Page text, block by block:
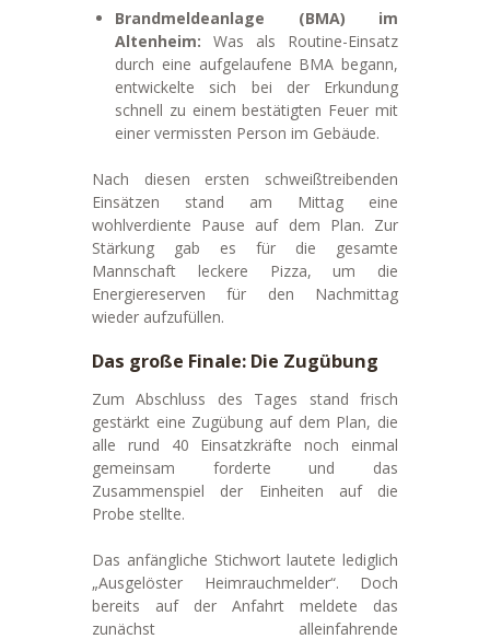
Brandmeldeanlage (BMA) im
Altenheim: Was als Routine-Einsatz
durch eine aufgelaufene BMA begann,
entwickelte sich bei der Erkundung
schnell zu einem bestätigten Feuer mit
einer vermissten Person im Gebäude.
Nach diesen ersten schweißtreibenden
Einsätzen stand am Mittag eine
wohlverdiente Pause auf dem Plan. Zur
Stärkung gab es für die gesamte
Mannschaft leckere Pizza, um die
Energiereserven für den Nachmittag
wieder aufzufüllen.
Das große Finale: Die Zugübung
Zum Abschluss des Tages stand frisch
gestärkt eine Zugübung auf dem Plan, die
alle rund 40 Einsatzkräfte noch einmal
gemeinsam forderte und das
Zusammenspiel der Einheiten auf die
Probe stellte.
Das anfängliche Stichwort lautete lediglich
„Ausgelöster Heimrauchmelder“. Doch
bereits auf der Anfahrt meldete das
zunächst alleinfahrende